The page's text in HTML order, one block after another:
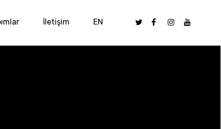
İletişim EN